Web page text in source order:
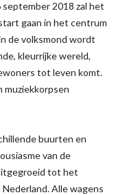
2018 zal het
gaan in het centrum
de volksmond wordt
kleurrijke wereld,
tot leven komt.
muziekkorpsen
buurten en
van de
tot het
Alle wagens